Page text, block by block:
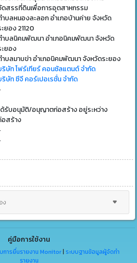
สรรที่ดินเพื่อการอุตสาหกรรม
ำบลหนองละลอก อำเภอบ้านค่าย จังหวัด
ยอง 21120
ำบลนิคมพัฒนา อำเภอนิคมพัฒนา จังหวัด
ะยอง
ำบลมาบข่า อำเภอนิคมพัฒนา จังหวัดระยอง
ริษัท โฟร์เทียร์ คอนซัลแตนต์ จำกัด
ริษัท ซีจี คอร์เปอเรชั่น จำกัด
รับอนุมัติ/อนุญาตก่อสร้าง อยู่ระหว่าง
สร้าง
ง
คู่มือการใช้งาน
การยื่นรายงาน Monitor| ระบบฐานข้อมูลผู้จัดทำ
รายงาน